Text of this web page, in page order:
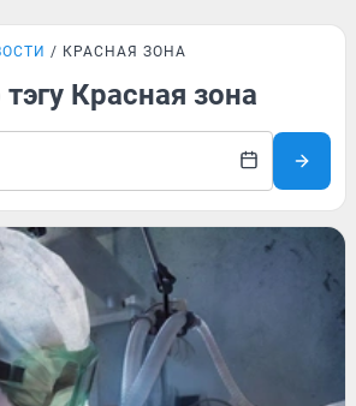
КРАСНАЯ ЗОНА
Красная зона